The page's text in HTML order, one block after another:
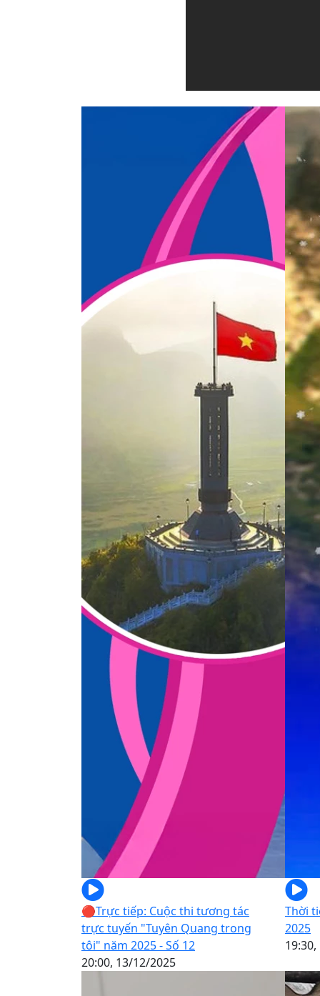
🔴Trực tiếp: Cuộc thi tương tác
trực tuyến "Tuyên Quang trong
tôi" năm 2025 - Số 12
20:00, 13/12/2025
Thời
2025